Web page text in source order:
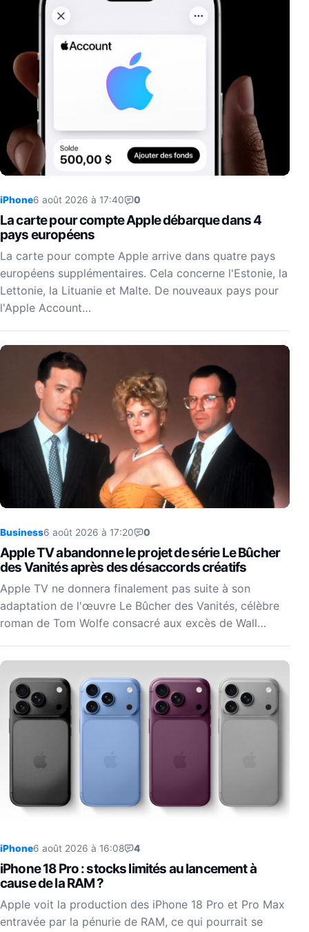
iPhone6 août 2026 à 17:40 0
La carte pour compte Apple débarque dans 4
pays européens
La carte pour compte Apple arrive dans quatre pays
européens supplémentaires. Cela concerne l'Estonie, la
Lettonie, la Lituanie et Malte. De nouveaux pays pour
l'Apple Account…
Business6 août 2026 à 17:20 0
Apple TV abandonne le projet de série Le Bûcher
des Vanités après des désaccords créatifs
Apple TV ne donnera finalement pas suite à son
adaptation de l'œuvre Le Bûcher des Vanités, célèbre
roman de Tom Wolfe consacré aux excès de Wall…
iPhone6 août 2026 à 16:08 4
iPhone 18 Pro : stocks limités au lancement à
cause de la RAM ?
Apple voit la production des iPhone 18 Pro et Pro Max
entravée par la pénurie de RAM, ce qui pourrait se